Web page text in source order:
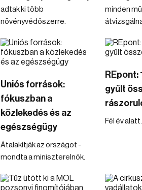
adtak ki több
növényvédőszerre.
minden
Uniós források:
fókuszban a
közlekedés és az
egészségügy
Átalakítják az országot -
mondta a miniszterelnök.
REpont:
gyűlt
Fél év alatt.